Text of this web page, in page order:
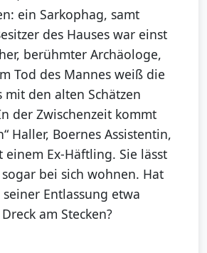
ein Sarkophag, samt
des Hauses war einst
berühmter Archäologe,
Tod des Mannes weiß die
mit den alten Schätzen
der Zwischenzeit kommt
Haller, Boernes Assistentin,
Ex-Häftling. Sie lässt
bei sich wohnen. Hat
Entlassung etwa
am Stecken?